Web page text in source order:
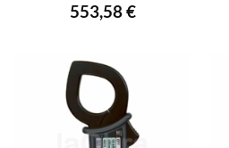
553,58€